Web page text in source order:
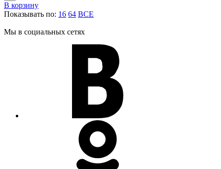
В корзину
Показывать по: 16 64 ВСЕ
Мы в социальных сетях